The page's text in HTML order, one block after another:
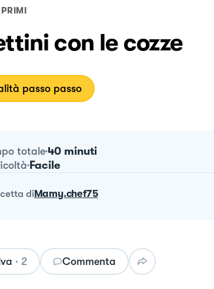
PRIMI
con le cozze
passo passo
totale 40 minuti
Facile
diMamy.chef75
· 2 Commenta